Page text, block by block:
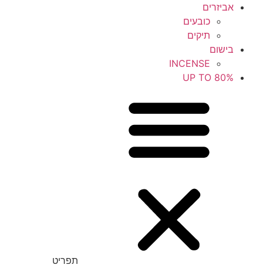
אביזרים
כובעים
תיקים
בישום
INCENSE
UP TO 80%
תפריט